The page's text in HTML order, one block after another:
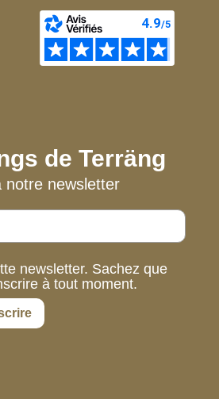
de Terräng
notre newsletter
newsletter. Sachez que
à tout moment.